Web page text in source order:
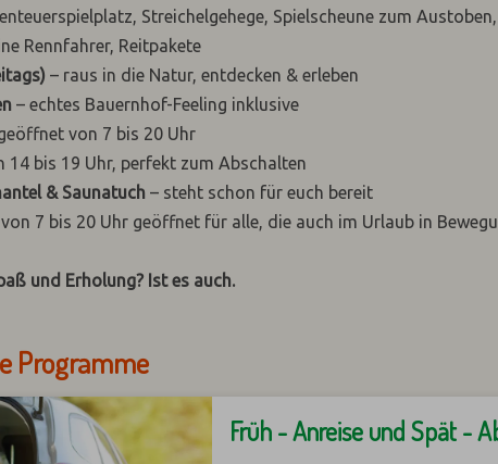
Streichelgehege, Spielscheune zum
Rennfahrer, Reitpakete
– raus in die Natur, entdecken & erleben
– echtes Bauernhof-Feeling inklusive
von 7 bis 20 Uhr
bis 19 Uhr, perfekt zum Abschalten
& Saunatuch – steht schon für euch bereit
7 bis 20 Uhr geöffnet für alle, die auch im Urlaub in
und Erholung? Ist es auch.
Programme
Früh - Anreise und Spät -